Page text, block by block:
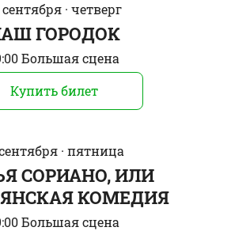
сентября · четверг
ГОРОДОК
Большая сцена
Купить билет
· пятница
СОРИАНО, ИЛИ
КОМЕДИЯ
Большая сцена